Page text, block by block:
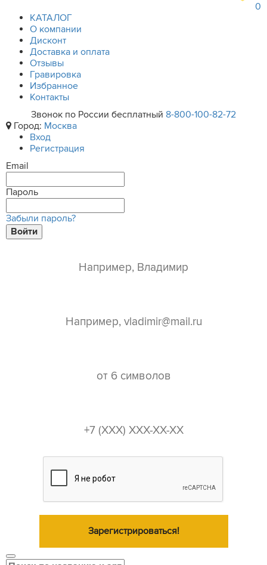
0
КАТАЛОГ
О компании
Дисконт
Доставка и оплата
Отзывы
Гравировка
Избранное
Контакты
Звонок по России бесплатный 8-800-100-82-72
Город: Москва
Вход
Регистрация
Email
Пароль
Забыли пароль?
Войти
Зарегистрироваться!